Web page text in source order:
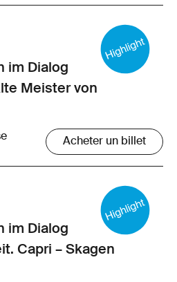
im Dialog
Meister von
Acheter un billet
im Dialog
Capri – Skagen